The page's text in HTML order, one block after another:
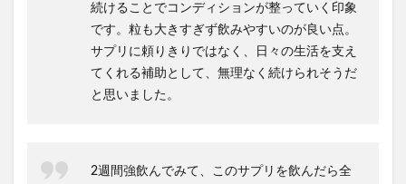
続けることでコンディションが整っていく印象
です。粒も大きすぎず飲みやすいのが良い点。
サプリに頼りきりではなく、日々の生活を支え
てくれる補助として、無理なく続けられそうだ
と思いました。
2週間強飲んでみて、このサプリを飲んだら全